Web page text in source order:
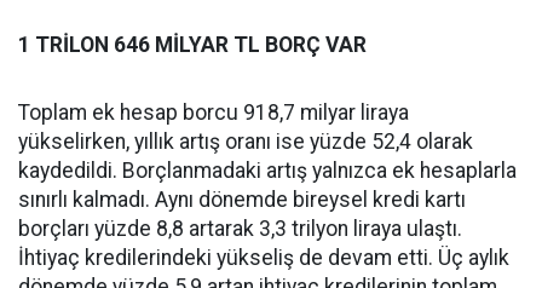
1 TRİLON 646 MİLYAR TL BORÇ VAR
Toplam ek hesap borcu 918,7 milyar liraya
yükselirken, yıllık artış oranı ise yüzde 52,4 olarak
kaydedildi. Borçlanmadaki artış yalnızca ek hesaplarla
sınırlı kalmadı. Aynı dönemde bireysel kredi kartı
borçları yüzde 8,8 artarak 3,3 trilyon liraya ulaştı.
İhtiyaç kredilerindeki yükseliş de devam etti. Üç aylık